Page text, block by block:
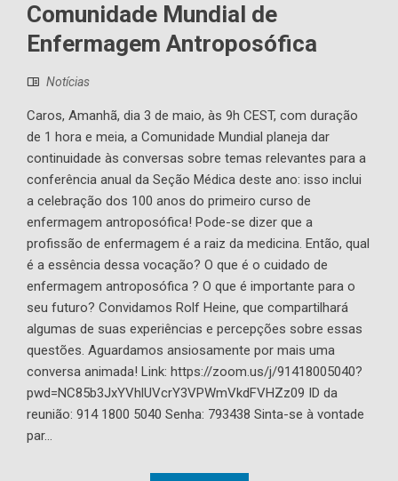
Comunidade Mundial de
Enfermagem Antroposófica
Notícias
Caros, Amanhã, dia 3 de maio, às 9h CEST, com duração
de 1 hora e meia, a Comunidade Mundial planeja dar
continuidade às conversas sobre temas relevantes para a
conferência anual da Seção Médica deste ano: isso inclui
a celebração dos 100 anos do primeiro curso de
enfermagem antroposófica! Pode-se dizer que a
profissão de enfermagem é a raiz da medicina. Então, qual
é a essência dessa vocação? O que é o cuidado de
enfermagem antroposófica ? O que é importante para o
seu futuro? Convidamos Rolf Heine, que compartilhará
algumas de suas experiências e percepções sobre essas
questões. Aguardamos ansiosamente por mais uma
conversa animada! Link: https://zoom.us/j/91418005040?
pwd=NC85b3JxYVhlUVcrY3VPWmVkdFVHZz09 ID da
reunião: 914 1800 5040 Senha: 793438 Sinta-se à vontade
par...